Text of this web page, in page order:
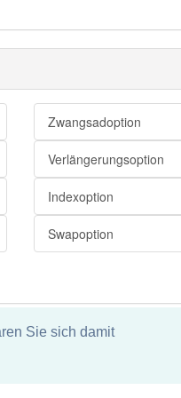
Sie sich damit
Zwangsadoption
Verlängerungsoption
Indexoption
Swapoption